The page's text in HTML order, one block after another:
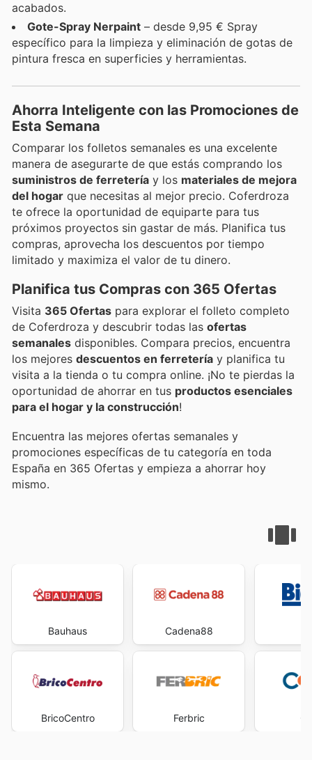
acabados.
Gote-Spray Nerpaint – desde 9,95 € Spray
específico para la limpieza y eliminación de gotas de
pintura fresca en superficies y herramientas.
Ahorra Inteligente con las Promociones de
Esta Semana
Comparar los folletos semanales es una excelente
manera de asegurarte de que estás comprando los
suministros de ferretería y los materiales de mejora
del hogar que necesitas al mejor precio. Coferdroza
te ofrece la oportunidad de equiparte para tus
próximos proyectos sin gastar de más. Planifica tus
compras, aprovecha los descuentos por tiempo
limitado y maximiza el valor de tu dinero.
Planifica tus Compras con 365 Ofertas
Visita 365 Ofertas para explorar el folleto completo
de Coferdroza y descubrir todas las ofertas
semanales disponibles. Compara precios, encuentra
los mejores descuentos en ferretería y planifica tu
visita a la tienda o tu compra online. ¡No te pierdas la
oportunidad de ahorrar en tus productos esenciales
para el hogar y la construcción!
Encuentra las mejores ofertas semanales y
promociones específicas de tu categoría en toda
España en 365 Ofertas y empieza a ahorrar hoy
mismo.
Bauhaus
BricoCentro
Cadena88
Ferbric